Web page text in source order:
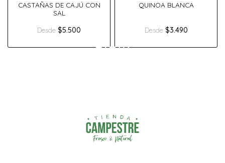
CASTAÑAS DE CAJÚ CON
SAL
Desde $5.500
QUINOA BLANCA
Desde $3.490